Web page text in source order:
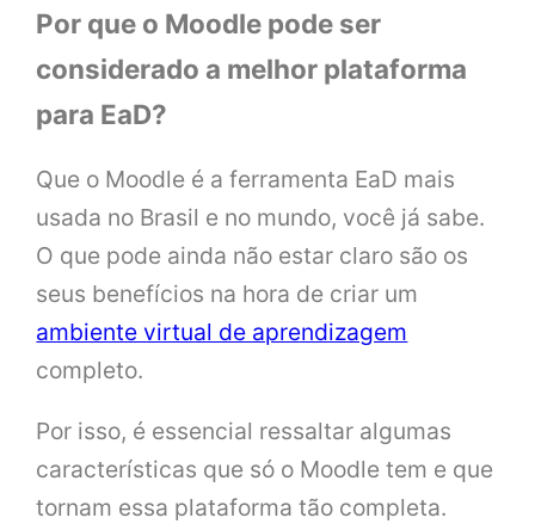
Por que o Moodle pode ser
considerado a melhor plataforma
para EaD?
Que o Moodle é a ferramenta EaD mais
usada no Brasil e no mundo, você já sabe.
O que pode ainda não estar claro são os
seus benefícios na hora de criar um
ambiente virtual de aprendizagem
completo.
Por isso, é essencial ressaltar algumas
características que só o Moodle tem e que
tornam essa plataforma tão completa.